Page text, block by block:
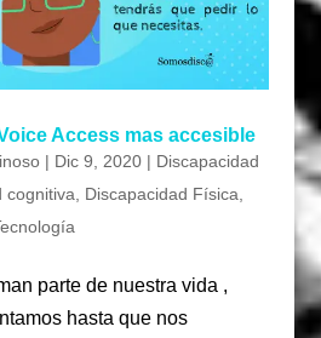
Access mas accesible
| Dic 9, 2020| Discapacidad
cognitiva, Discapacidad Física,
parte de nuestra vida ,
hasta que nos